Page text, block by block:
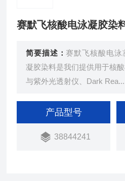
赛默飞核酸电泳凝胶染
简要描述： 赛默飞核酸电
凝胶染料是我们提供用于核
与紫外光透射仪、Dark Rea...
产品型号
38844241